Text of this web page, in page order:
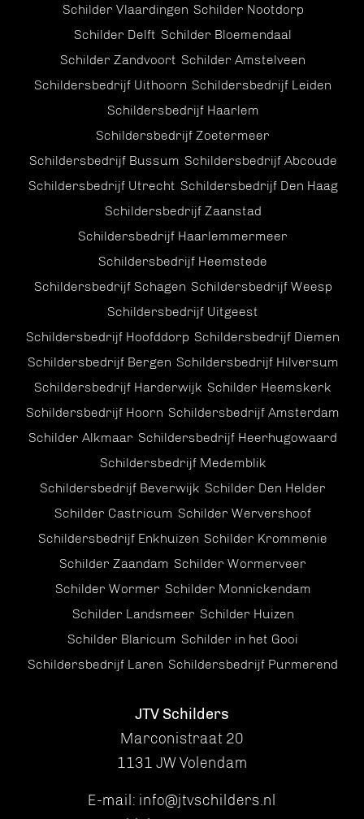
Schilder Vlaardingen Schilder Nootdorp
Schilder Delft Schilder Bloemendaal
Schilder Zandvoort Schilder Amstelveen
Schildersbedrijf Uithoorn Schildersbedrijf Leiden
Schildersbedrijf Haarlem
Schildersbedrijf Zoetermeer
Schildersbedrijf Bussum Schildersbedrijf Abcoude
Schildersbedrijf Utrecht Schildersbedrijf Den Haag
Schildersbedrijf Zaanstad
Schildersbedrijf Haarlemmermeer
Schildersbedrijf Heemstede
Schildersbedrijf Schagen Schildersbedrijf Weesp
Schildersbedrijf Uitgeest
Schildersbedrijf Hoofddorp Schildersbedrijf Diemen
Schildersbedrijf Bergen Schildersbedrijf Hilversum
Schildersbedrijf Harderwijk Schilder Heemskerk
Schildersbedrijf Hoorn Schildersbedrijf Amsterdam
Schilder Alkmaar Schildersbedrijf Heerhugowaard
Schildersbedrijf Medemblik
Schildersbedrijf Beverwijk Schilder Den Helder
Schilder Castricum Schilder Wervershoof
Schildersbedrijf Enkhuizen Schilder Krommenie
Schilder Zaandam Schilder Wormerveer
Schilder Wormer Schilder Monnickendam
Schilder Landsmeer Schilder Huizen
Schilder Blaricum Schilder in het Gooi
Schildersbedrijf Laren Schildersbedrijf Purmerend
JTV Schilders
Marconistraat 20
1131 JW Volendam
E-mail: info@jtvschilders.nl